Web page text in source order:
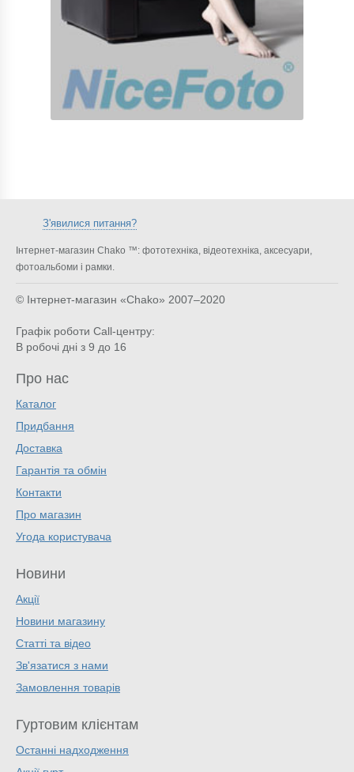
З'явилися питання?
Інтернет-магазин Chako ™: фототехніка, відеотехніка, аксесуари,
фотоальбоми і рамки.
© Інтернет-магазин «Chako» 2007–2020
Графік роботи Call-центру:
В робочі дні з 9 до 16
Про нас
Каталог
Придбання
Доставка
Гарантія та обмін
Контакти
Про магазин
Угода користувача
Новини
Акції
Новини магазину
Статті та відео
Зв'язатися з нами
Замовлення товарів
Гуртовим клієнтам
Останні надходження